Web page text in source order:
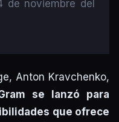
de noviembre del
Anton Kravchenko,
se lanzó para
que ofrece